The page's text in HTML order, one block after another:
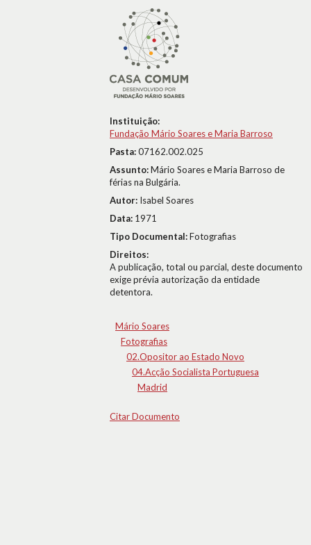
Instituição:
Fundação Mário Soares e Maria Barroso
Pasta:07162.002.025
Assunto:Mário Soares e Maria Barroso de
férias na Bulgária.
Autor: Isabel Soares
Data: 1971
Tipo Documental:Fotografias
Direitos:
A publicação, total ou parcial, deste documento
exige prévia autorização da entidade
detentora.
Mário Soares
Fotografias
02.Opositor ao Estado Novo
04.Acção Socialista Portuguesa
Madrid
Citar Documento